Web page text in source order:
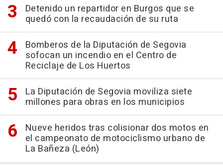
Detenido un repartidor en Burgos que se
quedó con la recaudación de su ruta
Bomberos de la Diputación de Segovia
sofocan un incendio en el Centro de
Reciclaje de Los Huertos
La Diputación de Segovia moviliza siete
millones para obras en los municipios
Nueve heridos tras colisionar dos motos en
el campeonato de motociclismo urbano de
La Bañeza (León)